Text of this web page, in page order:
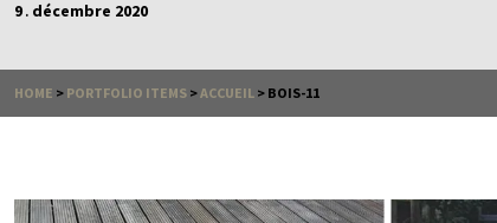
9 . décembre 2020
HOME > PORTFOLIO ITEMS >ACCUEIL > BOIS-11